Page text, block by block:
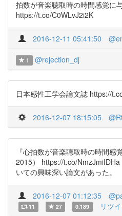
拍数が音楽聴取時の時間感覚に
https://t.co/C0WLvJ2i2K
2016-12-11 05:41:50
1 @rejection_dj
日本感性工学会論文誌 https://
2016-12-07 18:15:05
『心拍数が音楽聴取時の時間感
2015） https://t.co/
いての興味深い論文があった。
2016-12-07 01:12:35
11 27 0.189 リツ